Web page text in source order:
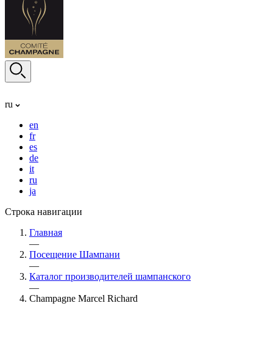
ru
en
fr
es
de
it
ru
ja
Строка навигации
Главная
—
Посещение Шампани
—
Каталог производителей шампанского
—
Champagne Marcel Richard